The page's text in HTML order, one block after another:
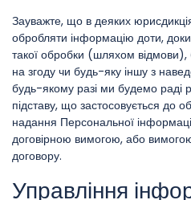
Зауважте, що в деяких
обробляти інформацію доти,
такої обробки (шляхом відмови),
на згоду чи будь-яку іншу з
будь-якому разі ми будемо раді
підставу, що застосовується до
надання Персональної
договірною вимогою, або
договору.
Управління